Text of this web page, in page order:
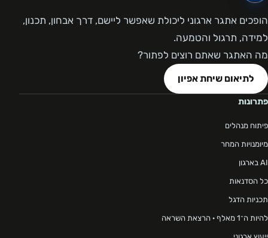
הופכים אתגר ארגוני ליכולת שאפשר ליישם, דרך אבחון, תכנון,
למידה, תרגול והטמעה.
מה האתגר שאתם רוצים לפתור?
לתיאום שיחת אפיון
פתרונות
פיתוח מנהלים
מיומנויות המחר
AI בארגון
כל הסדנאות
תכניות הדגל
להיות ה־1 מאלף · הרצאת השראה